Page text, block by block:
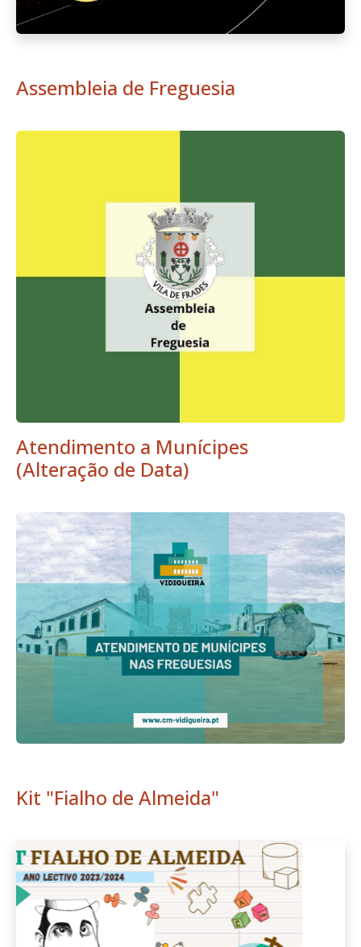
Assembleia de Freguesia
Atendimento a Munícipes
(Alteração de Data)
Kit "Fialho de Almeida"